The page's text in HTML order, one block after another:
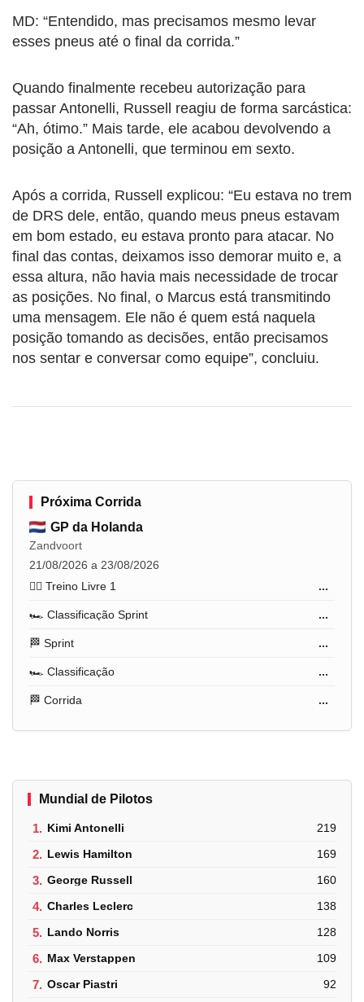
MD: “Entendido, mas precisamos mesmo levar
esses pneus até o final da corrida.”
Quando finalmente recebeu autorização para
passar Antonelli, Russell reagiu de forma sarcástica:
“Ah, ótimo.” Mais tarde, ele acabou devolvendo a
posição a Antonelli, que terminou em sexto.
Após a corrida, Russell explicou: “Eu estava no trem
de DRS dele, então, quando meus pneus estavam
em bom estado, eu estava pronto para atacar. No
final das contas, deixamos isso demorar muito e, a
essa altura, não havia mais necessidade de trocar
as posições. No final, o Marcus está transmitindo
uma mensagem. Ele não é quem está naquela
posição tomando as decisões, então precisamos
nos sentar e conversar como equipe”, concluiu.
Próxima Corrida
GP da Holanda
Zandvoort
21/08/2026 a 23/08/2026
🏋️‍♂️ Treino Livre 1
...
🏎️ Classificação Sprint ...
🏁 Sprint ...
🏎️ Classificação ...
🏁 Corrida ...
Mundial de Pilotos
1. Kimi Antonelli 219
2. Lewis Hamilton 169
3. George Russell 160
4. Charles Leclerc 138
5. Lando Norris 128
6. Max Verstappen 109
7. Oscar Piastri 92